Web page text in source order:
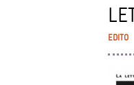
EDITO